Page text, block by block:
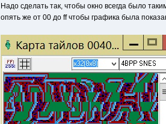
Надо сделать так, чтобы окно всегда было
опять же от 00 до ff чтобы графика была